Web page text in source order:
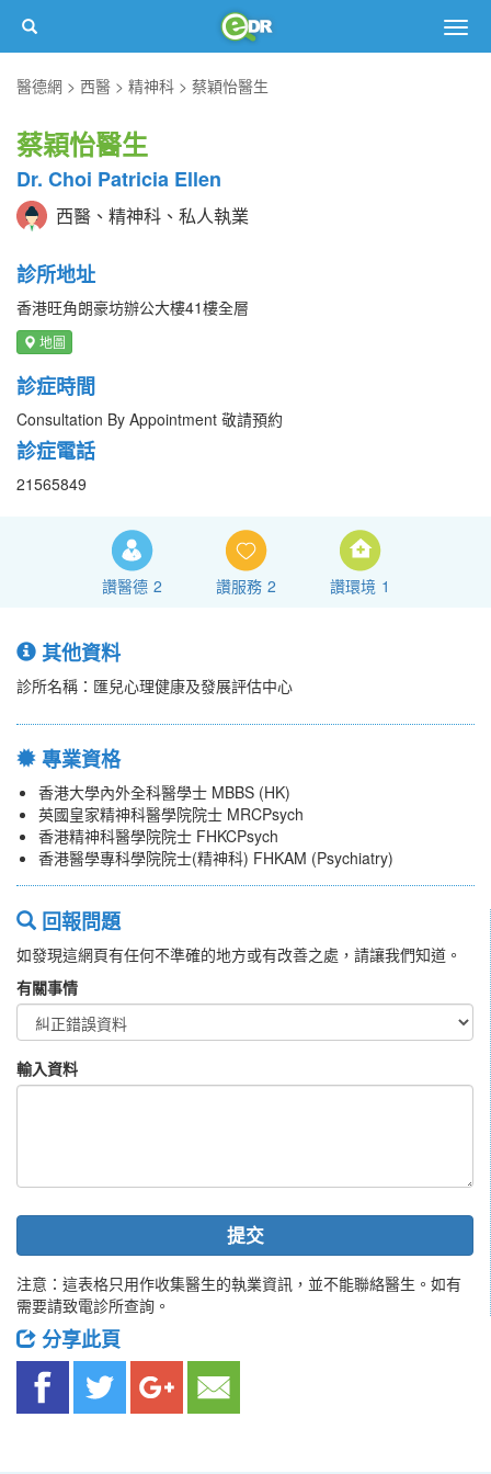
醫德網
西醫 精神科 蔡穎怡醫生
蔡穎怡醫生
Dr. Choi Patricia Ellen
西醫、精神科、私人執業
診所地址
香港旺角朗豪坊辦公大樓41樓全層
地圖
診症時間
Consultation By Appointment 敬請預約
診症電話
21565849
讚醫德 2 讚服務 2 讚環境 1
其他資料
診所名稱：匯兒心理健康及發展評估中心
專業資格
香港大學內外全科醫學士 MBBS (HK)
英國皇家精神科醫學院院士 MRCPsych
香港精神科醫學院院士 FHKCPsych
香港醫學專科學院院士(精神科) FHKAM (Psychiatry)
回報問題
如發現這網頁有任何不準確的地方或有改善之處，請讓我們知道。
有關事情
輸入資料
提交
注意：這表格只用作收集醫生的執業資訊，並不能聯絡醫生。如有
需要請致電診所查詢。
分享此頁